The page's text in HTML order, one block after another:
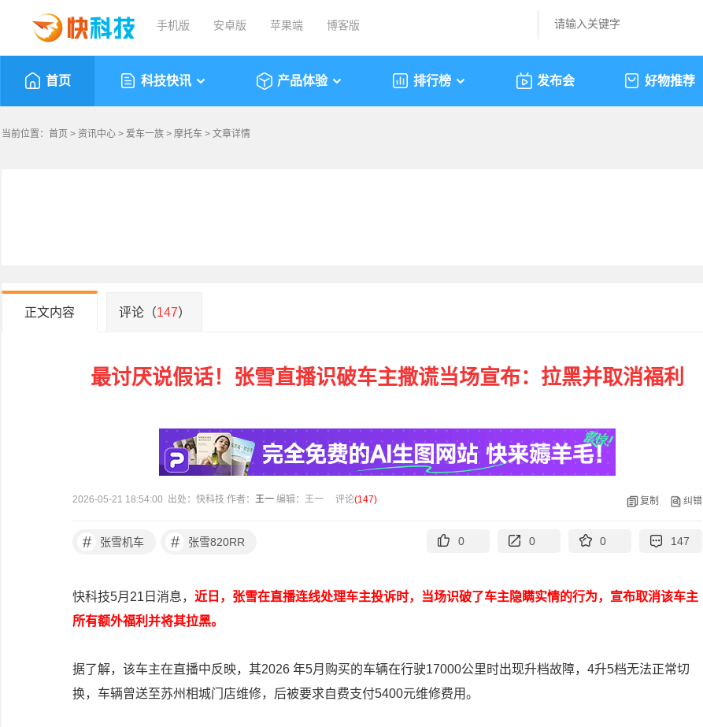
手机版 安卓版 苹果端 博客版
首页 科技快讯 产品体验 排行榜 发布会 好物推荐
当前位置： 首页 > 资讯中心 > 爱车一族 > 摩托车 > 文章详情
正文内容 评论（147）
最讨厌说假话！张雪直播识破车主撒谎当场宣布：拉黑并取消福利
2026-05-21 18:54:00 出处：快科技 作者： 王一 编辑：王一 评论(147) 复制 纠错
# 张雪机车 # 张雪820RR 0 0 0 147
快科技5月21日消息， 近日，张雪在直播连线处理车主投诉时，当场识破了车主隐瞒实情的行为，宣布取消该车主
所有额外福利并将其拉黑。
据了解，该车主在直播中反映，其2026 年5月购买的车辆在行驶17000公里时出现升档故障，4升5档无法正常切
换，车辆曾送至苏州相城门店维修，后被要求自费支付5400元维修费用。